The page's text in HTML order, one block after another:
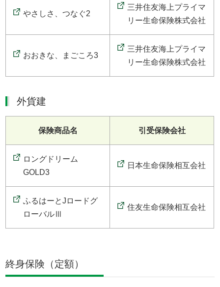
やさしさ、つなぐ2
三井住友海上プライマ
リー生命保険株式会社
おおきな、まごころ3
三井住友海上プライマ
リー生命保険株式会社
外貨建
保険商品名 引受保険会社
ロングドリーム
GOLD3
日本生命保険相互会社
ふるはーとJロードグ
ローバルⅢ
住友生命保険相互会社
終身保険（定額）